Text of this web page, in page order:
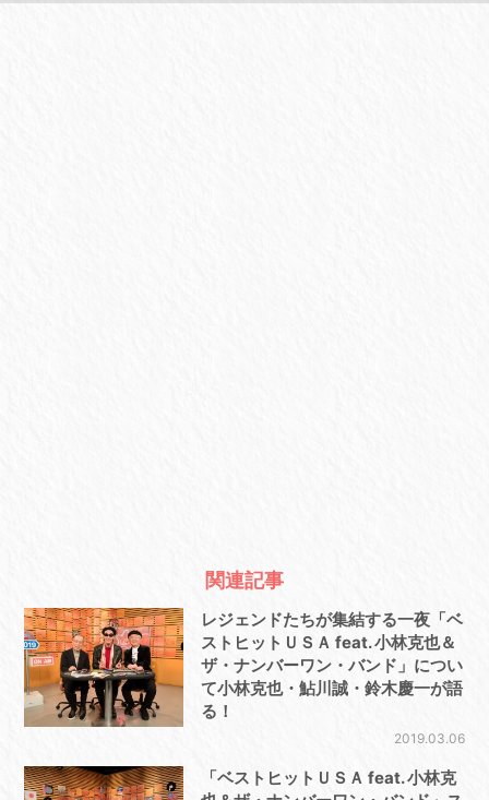
関連記事
レジェンドたちが集結する一夜「ベ
ストヒットＵＳＡ feat. 小林克也＆
ザ・ナンバーワン・バンド」につい
て小林克也・鮎川誠・鈴木慶一が語
る！
2019.03.06
「ベストヒットＵＳＡ feat. 小林克